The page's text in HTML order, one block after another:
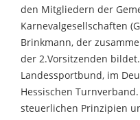
den Mitgliedern der
Karnevalgesellschaften
Brinkmann, der
der 2.Vorsitzenden
Landessportbund, im
Hessischen
steuerlichen Prinzipien